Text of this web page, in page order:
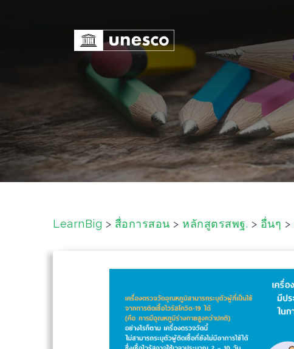
n
t
e
LearnBig > สื่อการสอน > หลักสูตรสพฐ. > อื่นๆ >